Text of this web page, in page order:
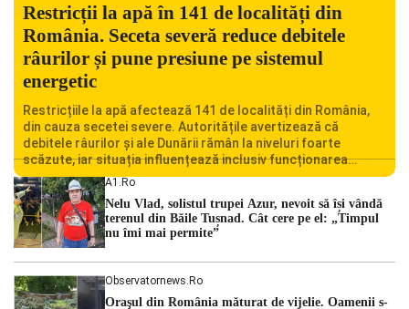
Restricții la apă în 141 de localități din
România. Seceta severă reduce debitele
râurilor și pune presiune pe sistemul
energetic
Restricțiile la apă afectează 141 de localități din România,
din cauza secetei severe. Autoritățile avertizează că
debitele râurilor și ale Dunării rămân la niveluri foarte
scăzute, iar situația influențează inclusiv funcționarea
Centralei Nucleare de la Cernavodă. România se confruntă
cu una dintre cele mai dificile perioade din punct de vedere
hidrologic din ultimii ani. Lipsa […]
A1.ro
Nelu Vlad, solistul trupei Azur, nevoit să își vândă
terenul din Băile Tușnad. Cât cere pe el: „Timpul
nu îmi mai permite”
Observatornews.ro
Oraşul din România măturat de vijelie. Oamenii s-